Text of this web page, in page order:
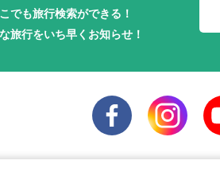
でも旅行検索ができる！
旅行をいち早くお知らせ！